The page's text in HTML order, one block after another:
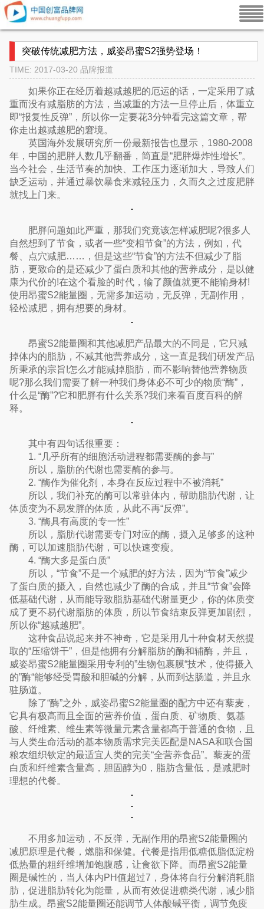
突破传统减肥方法，威姿昂蜜S2强势登场！
TIME: 2017-03-20 品牌报道
如果你正在经历着越减越肥的厄运的话，一定采用了减
重而没有减脂肪的方法，当减重的方法一旦停止后，体重立
即“报复性反弹”，所以你一定要花3分钟看完这篇文章，帮
你走出越减越肥的窘境。
英国海外发展研究所一份最新报告也显示，1980-2008
年，中国的肥胖人数几乎翻番，简直是“肥胖爆炸性增长”。
当今社会，生活节奏的加快、工作压力逐渐加大，导致人们
缺乏运动，并通过暴饮暴食来减轻压力，久而久之过度肥胖
就找上门来。
肥胖问题如此严重，那我们究竟该怎样减肥呢?很多人
自然想到了节食，或者一些“变相节食”的方法，例如，代
餐、点穴减肥……，但是这些“节食”的方法不但减少了脂
肪，更致命的是还减少了蛋白质和其他的营养成分，是以健
康为代价的!在这个看脸的时代，输了颜值就更不能输身材!
使用昂蜜S2能量圈，无需多加运动，无反弹，无副作用，
轻松减肥，拥有想要的身材。
昂蜜S2能量圈和其他减肥产品最大的不同是，它只减
掉体内的脂肪，不减其他营养成分，这一直是我们研发产品
所秉承的宗旨!怎么才能减掉脂肪，而不影响替他营养物质
呢?那么我们需要了解一种我们身体必不可少的物质“酶”，
什么是“酶”?它和肥胖有什么关系?我们来看百度百科的解
释。
其中有四句话很重要：
1. “几乎所有的细胞活动进程都需要酶的参与”
所以，脂肪的代谢也需要酶的参与。
2. “酶作为催化剂，本身在反应过程中不被消耗”
所以，我们补充的酶可以常驻体内，帮助脂肪代谢，让
体质变为不易发胖的体质，从此不再“反弹”。
3. “酶具有高度的专一性”
所以，脂肪代谢需要专门对应的酶，摄入足够多的这种
酶，可以加速脂肪代谢，可以快速变瘦。
4. “酶大多是蛋白质”
所以，“节食”不是一个减肥的好方法，因为“节食”减少
了蛋白质的摄入，自然也减少了酶的合成，并且“节食”会降
低基础代谢，从而能导致脂肪基础代谢量更少，你的体质变
成了更不易代谢脂肪的体质，所以节食结束反弹更加剧烈，
所以你“越减越肥”。
这种食品说起来并不神奇，它是采用几十种食材天然提
取的“压缩饼干”，但是他拥有分解脂肪的酶和辅酶，并且，
威姿昂蜜S2能量圈采用专利的”生物包裹膜“技术，使得摄入
的”酶“能够经受胃酸和胆碱的分解，从而到达肠道，并且永
驻肠道。
除了“酶”之外，威姿昂蜜S2能量圈的配方中还有藜麦，
它具有极高而且全面的营养价值，蛋白质、矿物质、氨基
酸、纤维素、维生素等微量元素含量都高于普通的食物，且
与人类生命活动的基本物质需求完美匹配是NASA和联合国
粮农组织钦定的最适宜人类的完美“全营养食品”。藜麦的蛋
白质和纤维素含量高，胆固醇为0，脂肪含量低，是减肥时
理想的代餐。
不用多加运动，不反弹，无副作用的昂蜜S2能量圈的
减肥原理是代餐，燃脂和保健。代餐是指用低糖低脂低淀粉
低热量的粗纤维增加饱腹感，让食欲下降。而昂蜜S2能量
圈是碱性的，当人体内PH值超过7，身体将自行分解消耗脂
肪，促进脂肪转化为能量，从而有效促进糖类代谢，减少脂
肪生成。昂蜜S2能量圈还能调节人体酸碱平衡，调节免疫